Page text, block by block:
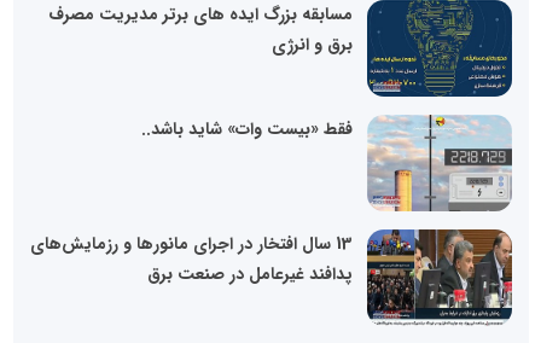
مسابقه بزرگ ایده های برتر مدیریت مصرف
برق و انرژی
فقط «بیست وات» شاید باشد..
13 سال افتخار در اجرای مانورها و رزمایش‌های
پدافند غیرعامل در صنعت برق